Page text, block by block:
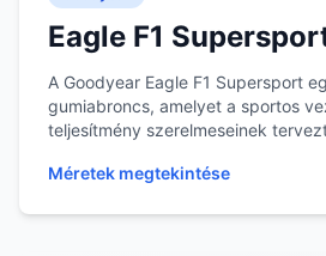
Eagle F1
A Goodyear Eagle F1 Supersport
gumiabroncs, amelyet a sportos
teljesítmény szerelmeseinek
Méretek megtekintése